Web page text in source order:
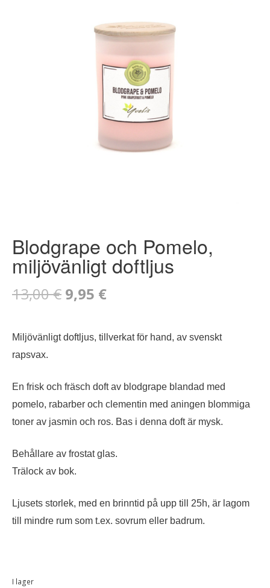
Blodgrape och Pomelo,
miljövänligt doftljus
13,00€ Det
priset
13,00 €.
9,95 €Det
priset
9,95 €.
Miljövänligt doftljus, tillverkat för hand, av svenskt
rapsvax.
En frisk och fräsch doft av blodgrape blandad med
pomelo, rabarber och clementin med aningen blommiga
toner av jasmin och ros. Bas i denna doft är mysk.
Behållare av frostat glas.
Trälock av bok.
Ljusets storlek, med en brinntid på upp till 25h, är lagom
till mindre rum som t.ex. sovrum eller badrum.
I lager